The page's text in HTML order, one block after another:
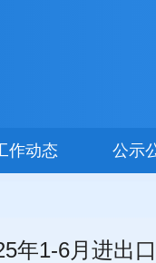
作动态 公示
年1-6月进出